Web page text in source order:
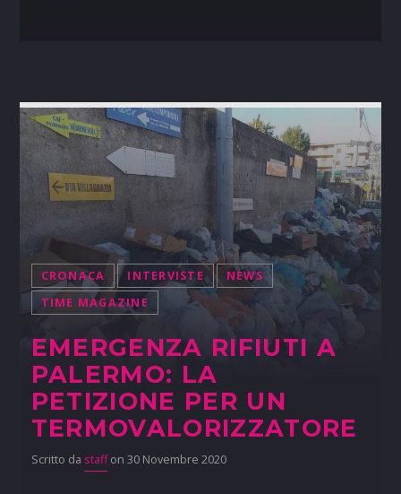
CRONACA INTERVISTE
NEWS
TIME MAGAZINE
EMERGENZA RIFIUTI A
PALERMO: LA
PETIZIONE PER UN
TERMOVALORIZZATORE
Scritto da staffon 30 Novembre 2020